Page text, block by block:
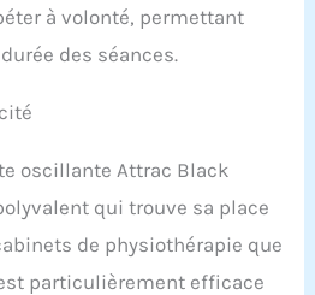
à volonté, permettant
des séances.
oscillante Attrac Black
qui trouve sa place
de physiothérapie que
particulièrement efficace